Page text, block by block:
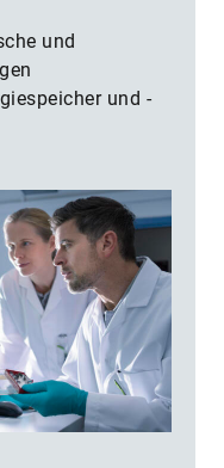
und
und -